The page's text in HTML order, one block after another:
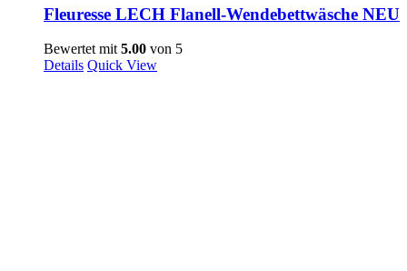
Fleuresse LECH Flanell-Wendebettwäsche NEU
Bewertet mit5.00 von 5
Details Quick View